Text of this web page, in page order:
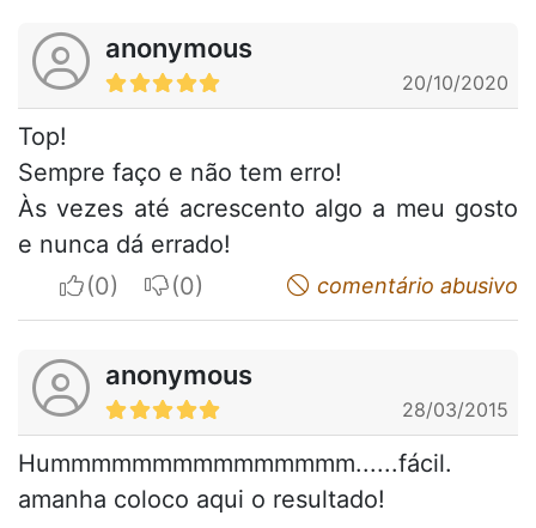
anonymous
20/10/2020
Top!
Sempre faço e não tem erro!
Às vezes até acrescento algo a meu gosto
e nunca dá errado!
I apreciateI do not appreciatecomentário abusivo
anonymous
28/03/2015
Hummmmmmmmmmmmmmm......fácil.
amanha coloco aqui o resultado!